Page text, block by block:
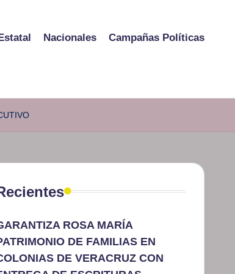
Estatal Nacionales Campañas Políticas
ROSA MARÍA
DE FAMILIAS EN
DE VERACRUZ CON